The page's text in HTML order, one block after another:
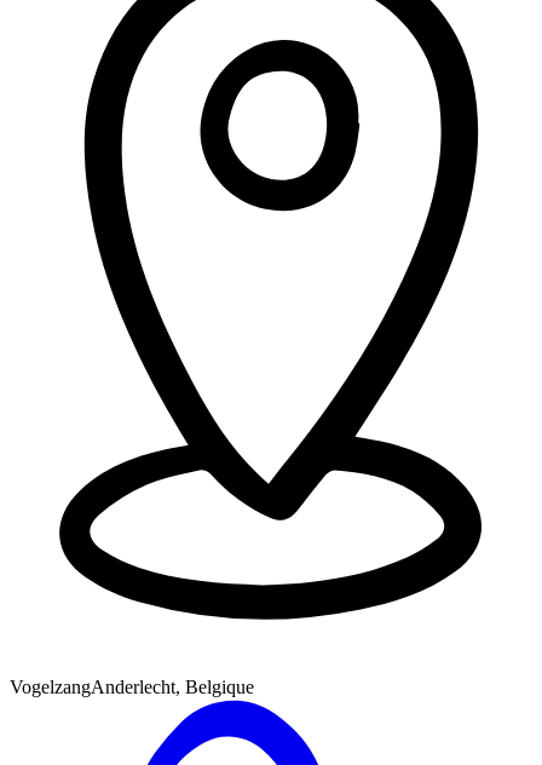
VogelzangAnderlecht, Belgique